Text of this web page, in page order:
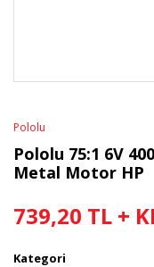
Pololu
Pololu 75:1 6V
Metal Motor HP
739,20 TL +
Kategori